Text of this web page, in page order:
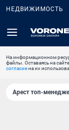
НЕДВИЖИМОСТЬ
На информационном
файлы. Оставаясь на
согласиена их
Арест топ-